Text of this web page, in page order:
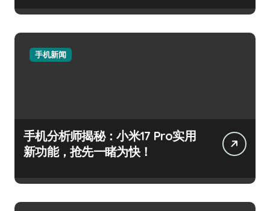
手机新闻
手机分析师揭秘：小米17 Pro实用
新功能，抢先一睹为快！